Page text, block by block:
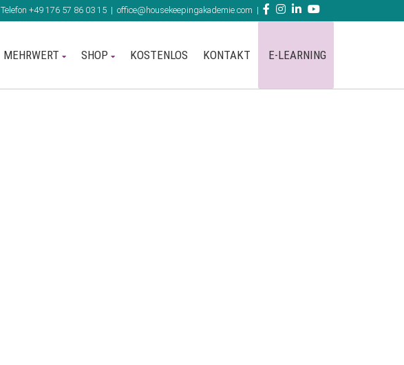
Telefon +49 176 57 86 03 15 | office@housekeepingakademie.com |
MEHRWERT SHOP KOSTENLOS KONTAKT E-LEARNING